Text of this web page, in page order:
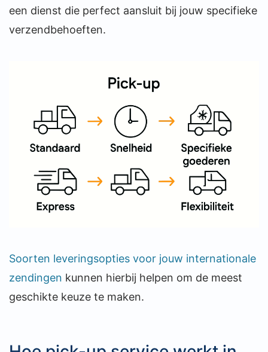
een dienst die perfect aansluit bij jouw specifieke
verzendbehoeften.
Soorten leveringsopties voor jouw internationale
zendingen kunnen hierbij helpen om de meest
geschikte keuze te maken.